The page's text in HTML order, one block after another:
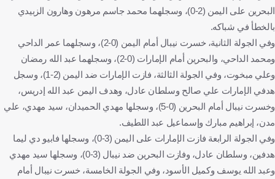
البحرين على اليمن (2-0)، وسجلهما محمد جاسم مرهون وهارون الزبيدي
بالخطأ في شباكه.
وفي الجولة الثانية، خسرت نيبال أمام اليمن (0-2)، وسجلهما عمر الداحي
ومحمد الداحي، والبحرين أمام الإمارات (0-2)، وسجلهما عبد الله رمضان
وعلي مبخوت، وفي الجولة الثالثة، فازت الإمارات ضد اليمن (2-1)، وسجل
هدفي الإمارات علي صالح وسلطان عادل، وهدف اليمن عبد الله إدريس،
وخسرت نيبال أمام البحرين (0-5)، وسجلها مهدي الحميدان، سيد مهدي، علي
مدن، إبراهيم مبارك وإسماعيل عبد اللطيف.
وفي الجولة الرابعة فازت الإمارات على اليمن (3-0)، وسجلها فابيو دي ليما
هدفين، وسلطان عادل، وفازت البحرين ضد نيبال (3-0)، وسجلها سيد مهدي
وعبد الله يوسف وكميل الأسود، وفي الجولة الخامسة، خسرت نيبال أمام